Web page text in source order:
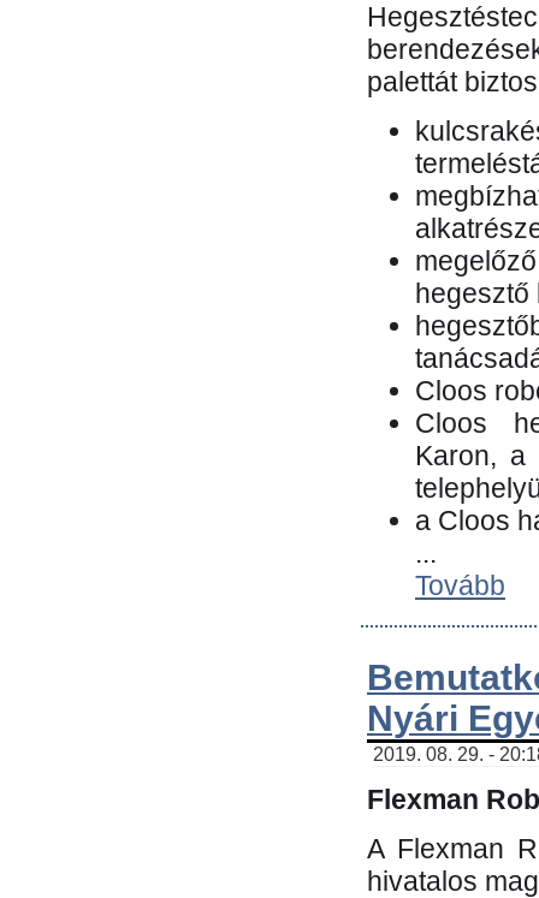
palettát
hegesztő
Cloos
Cloos
Karon, a
a Cloos
...
Tovább
Nyári
2019. 08. 29. -
Flexman
A Flexman
hivatalos